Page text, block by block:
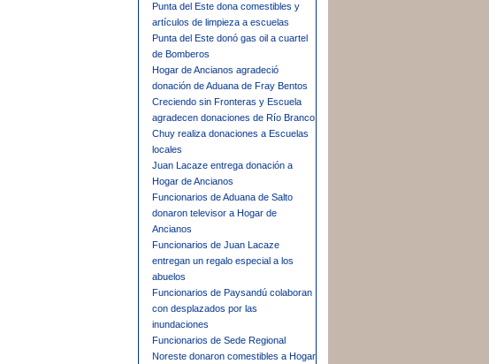
Punta del Este dona comestibles y
artículos de limpieza a escuelas
Punta del Este donó gas oil a cuartel
de Bomberos
Hogar de Ancianos agradeció
donación de Aduana de Fray Bentos
Creciendo sin Fronteras y Escuela
agradecen donaciones de Río Branco
Chuy realiza donaciones a Escuelas
locales
Juan Lacaze entrega donación a
Hogar de Ancianos
Funcionarios de Aduana de Salto
donaron televisor a Hogar de
Ancianos
Funcionarios de Juan Lacaze
entregan un regalo especial a los
abuelos
Funcionarios de Paysandú colaboran
con desplazados por las
inundaciones
Funcionarios de Sede Regional
Noreste donaron comestibles a Hogar